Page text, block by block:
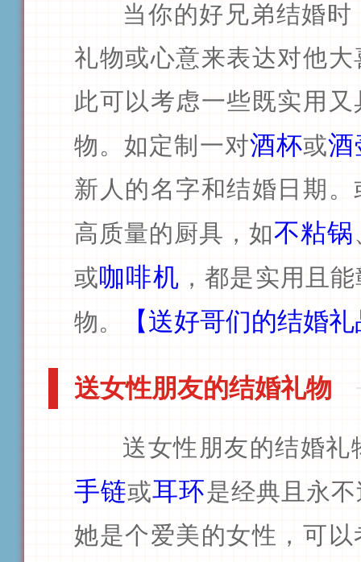
当你的好兄弟结婚
礼物或心意来表达对他
此可以考虑一些既实用
物。如定制一对酒杯或酒
新人的名字和结婚日期
高质量的厨具，如不粘锅
或咖啡机 ，都是实用且
物。
【送好哥们的结婚
送女性朋友的结婚礼物
送女性朋友的结婚礼
手链或耳环是经典且永
她是个爱美的女性，可